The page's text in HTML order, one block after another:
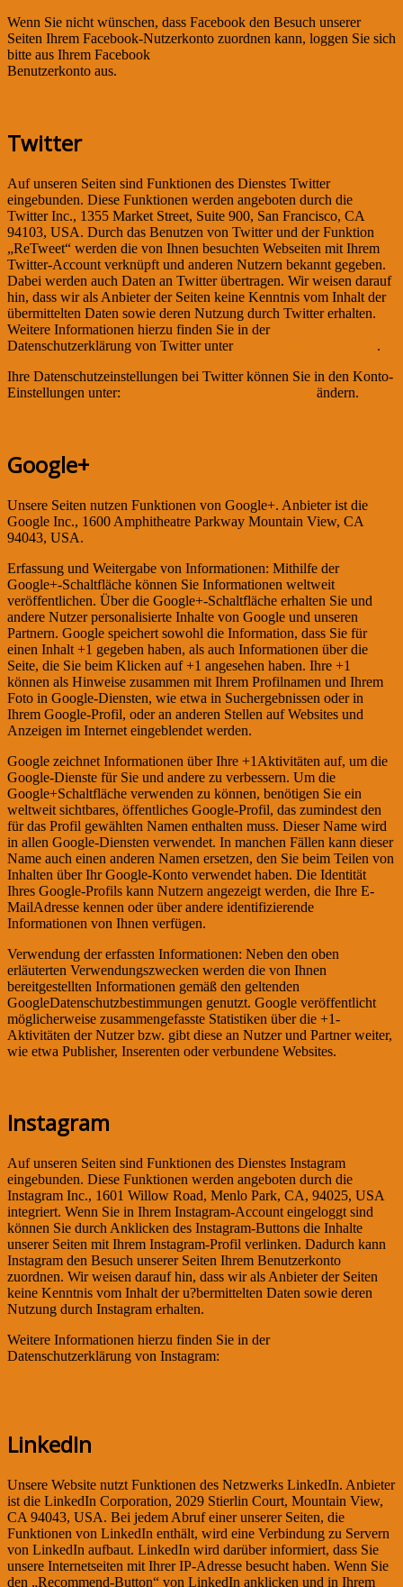
Wenn Sie nicht wünschen, dass Facebook den Besuch unserer
Seiten Ihrem Facebook-Nutzerkonto zuordnen kann, loggen Sie sich
bitte aus Ihrem Facebook
Benutzerkonto aus.
Twitter
Auf unseren Seiten sind Funktionen des Dienstes Twitter
eingebunden. Diese Funktionen werden angeboten durch die
Twitter Inc., 1355 Market Street, Suite 900, San Francisco, CA
94103, USA. Durch das Benutzen von Twitter und der Funktion
„ReTweet“ werden die von Ihnen besuchten Webseiten mit Ihrem
Twitter-Account verknüpft und anderen Nutzern bekannt gegeben.
Dabei werden auch Daten an Twitter übertragen. Wir weisen darauf
hin, dass wir als Anbieter der Seiten keine Kenntnis vom Inhalt der
übermittelten Daten sowie deren Nutzung durch Twitter erhalten.
Weitere Informationen hierzu finden Sie in der
Datenschutzerklärung von Twitter unter
.
Ihre Datenschutzeinstellungen bei Twitter können Sie in den Konto-
Einstellungen unter:
ändern.
Google+
Unsere Seiten nutzen Funktionen von Google+. Anbieter ist die
Google Inc., 1600 Amphitheatre Parkway Mountain View, CA
94043, USA.
Erfassung und Weitergabe von Informationen: Mithilfe der
Google+-Schaltfläche können Sie Informationen weltweit
veröffentlichen. Über die Google+-Schaltfläche erhalten Sie und
andere Nutzer personalisierte Inhalte von Google und unseren
Partnern. Google speichert sowohl die Information, dass Sie für
einen Inhalt +1 gegeben haben, als auch Informationen über die
Seite, die Sie beim Klicken auf +1 angesehen haben. Ihre +1
können als Hinweise zusammen mit Ihrem Profilnamen und Ihrem
Foto in Google-Diensten, wie etwa in Suchergebnissen oder in
Ihrem Google-Profil, oder an anderen Stellen auf Websites und
Anzeigen im Internet eingeblendet werden.
Google zeichnet Informationen über Ihre +1Aktivitäten auf, um die
Google-Dienste für Sie und andere zu verbessern. Um die
Google+Schaltfläche verwenden zu können, benötigen Sie ein
weltweit sichtbares, öffentliches Google-Profil, das zumindest den
für das Profil gewählten Namen enthalten muss. Dieser Name wird
in allen Google-Diensten verwendet. In manchen Fällen kann dieser
Name auch einen anderen Namen ersetzen, den Sie beim Teilen von
Inhalten über Ihr Google-Konto verwendet haben. Die Identität
Ihres Google-Profils kann Nutzern angezeigt werden, die Ihre E-
MailAdresse kennen oder über andere identifizierende
Informationen von Ihnen verfügen.
Verwendung der erfassten Informationen: Neben den oben
erläuterten Verwendungszwecken werden die von Ihnen
bereitgestellten Informationen gemäß den geltenden
GoogleDatenschutzbestimmungen genutzt. Google veröffentlicht
möglicherweise zusammengefasste Statistiken über die +1-
Aktivitäten der Nutzer bzw. gibt diese an Nutzer und Partner weiter,
wie etwa Publisher, Inserenten oder verbundene Websites.
Instagram
Auf unseren Seiten sind Funktionen des Dienstes Instagram
eingebunden. Diese Funktionen werden angeboten durch die
Instagram Inc., 1601 Willow Road, Menlo Park, CA, 94025, USA
integriert. Wenn Sie in Ihrem Instagram-Account eingeloggt sind
können Sie durch Anklicken des Instagram-Buttons die Inhalte
unserer Seiten mit Ihrem Instagram-Profil verlinken. Dadurch kann
Instagram den Besuch unserer Seiten Ihrem Benutzerkonto
zuordnen. Wir weisen darauf hin, dass wir als Anbieter der Seiten
keine Kenntnis vom Inhalt der u?bermittelten Daten sowie deren
Nutzung durch Instagram erhalten.
Weitere Informationen hierzu finden Sie in der
Datenschutzerklärung von Instagram:
LinkedIn
Unsere Website nutzt Funktionen des Netzwerks LinkedIn. Anbieter
ist die LinkedIn Corporation, 2029 Stierlin Court, Mountain View,
CA 94043, USA. Bei jedem Abruf einer unserer Seiten, die
Funktionen von LinkedIn enthält, wird eine Verbindung zu Servern
von LinkedIn aufbaut. LinkedIn wird darüber informiert, dass Sie
unsere Internetseiten mit Ihrer IP-Adresse besucht haben. Wenn Sie
den „Recommend-Button“ von LinkedIn anklicken und in Ihrem